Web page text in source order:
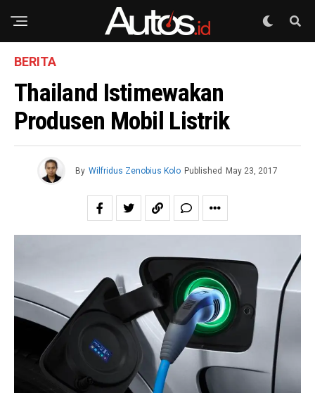
BERITA
Thailand Istimewakan
Produsen Mobil Listrik
By Wilfridus Zenobius Kolo Published May 23, 2017